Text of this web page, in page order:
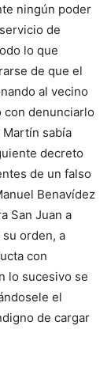
ningún poder
de
lo que
de que el
al vecino
con denunciarlo
sabía
decreto
de un falso
Benavídez
San Juan a
orden, a
con
lo sucesivo se
el
de cargar